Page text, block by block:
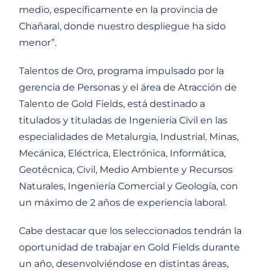
medio, específicamente en la provincia de
Chañaral, donde nuestro despliegue ha sido
menor”.
Talentos de Oro, programa impulsado por la
gerencia de Personas y el área de Atracción de
Talento de Gold Fields, está destinado a
titulados y tituladas de Ingeniería Civil en las
especialidades de Metalurgia, Industrial, Minas,
Mecánica, Eléctrica, Electrónica, Informática,
Geotécnica, Civil, Medio Ambiente y Recursos
Naturales, Ingeniería Comercial y Geología, con
un máximo de 2 años de experiencia laboral.
Cabe destacar que los seleccionados tendrán la
oportunidad de trabajar en Gold Fields durante
un año, desenvolviéndose en distintas áreas,